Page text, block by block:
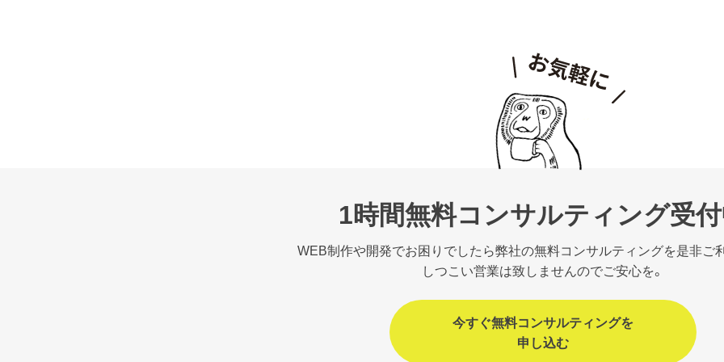
1時間無料コンサルティング受
WEB制作や開発でお困りでしたら弊社の無料コンサルティングを是非ご
しつこい営業は致しませんのでご安心を。
今すぐ無料コンサルティングを
申し込む